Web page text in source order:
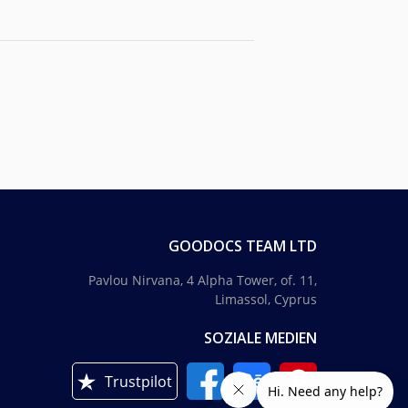
GOODOCS TEAM LTD
Pavlou Nirvana, 4 Alpha Tower, of. 11,
Limassol, Cyprus
SOZIALE MEDIEN
Trustpilot